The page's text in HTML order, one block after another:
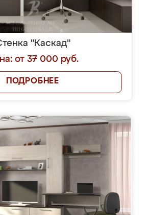
"Каскад"
от 37 000 руб.
ПОДРОБНЕЕ